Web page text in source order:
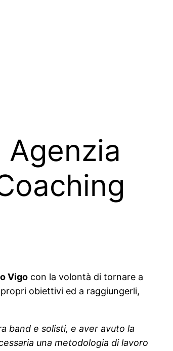
Agenzia
Vigocon la volontà di tornare a
obiettivi ed a raggiungerli,
band e solisti, e aver avuto la
una metodologia di lavoro